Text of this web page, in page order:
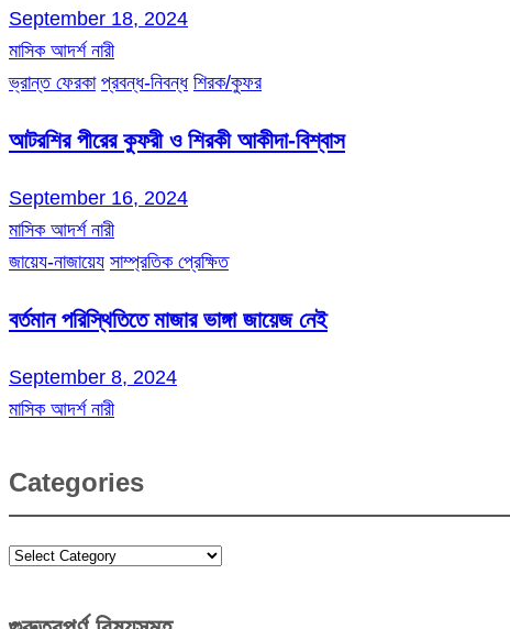
September 18, 2024
মাসিক আদর্শ নারী
ভ্রান্ত ফেরকা প্রবন্ধ-নিবন্ধ শিরক/কুফর
আটরশির পীরের কুফরী ও শিরকী আকীদা-বিশ্বাস
September 16, 2024
মাসিক আদর্শ নারী
জায়েয-নাজায়েয সাম্প্রতিক প্রেক্ষিত
বর্তমান পরিস্থিতিতে মাজার ভাঙ্গা জায়েজ নেই
September 8, 2024
মাসিক আদর্শ নারী
Categories
Categories